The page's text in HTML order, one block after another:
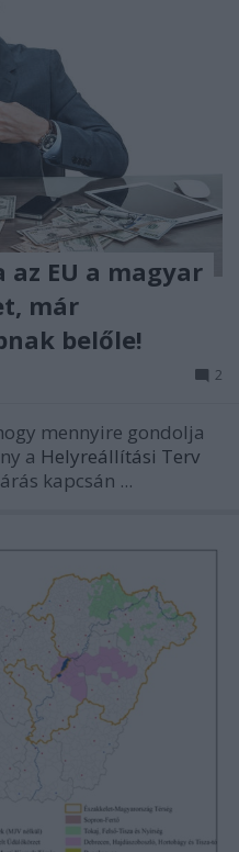
EU a magyar
már
belőle!
2
mennyire gondolja
a Helyreállítási Terv
kapcsán ...